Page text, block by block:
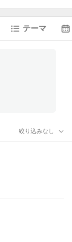
テーマ
絞り込みなし